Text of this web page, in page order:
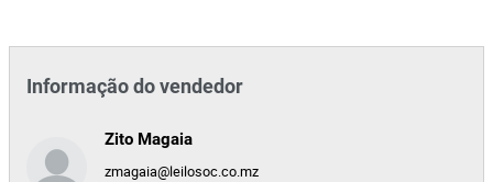
Informação do vendedor
Zito Magaia
zmagaia@leilosoc.co.mz